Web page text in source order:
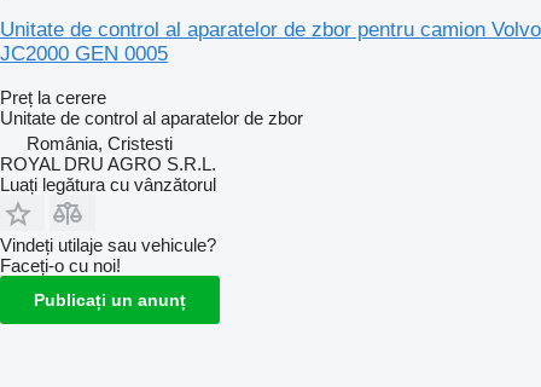
Unitate de control al aparatelor de zbor pentru camion Volvo
JC2000 GEN 0005
Preț la cerere
Unitate de control al aparatelor de zbor
România, Cristesti
ROYAL DRU AGRO S.R.L.
Luați legătura cu vânzătorul
Vindeți utilaje sau vehicule?
Faceți-o cu noi!
Publicați un anunț